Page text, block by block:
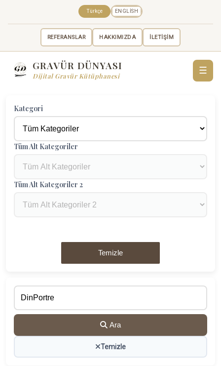
REFERANSLAR HAKKIMIZDA İLETİŞİM
Türkçe ENGLISH
GRAVÜR DÜNYASI
Dijital Gravür Kütüphanesi
☰
Kategori
Tüm Alt Kategoriler
Tüm Alt Kategoriler 2
Temizle
Ara
Temizle